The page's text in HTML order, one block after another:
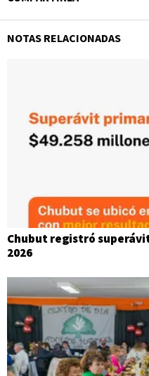
NOTAS RELACIONADAS
Chubut registró
2026